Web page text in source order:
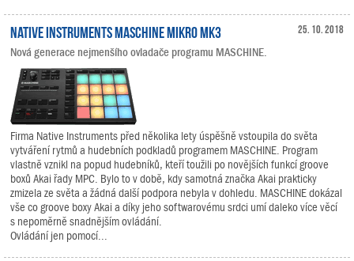
25. 10. 2018
Native Instruments MASCHINE MIKRO MK3
Nová generace nejmenšího ovladače programu MASCHINE.
Firma Native Instruments před několika lety úspěšně vstoupila do světa
vytváření rytmů a hudebních podkladů programem MASCHINE. Program
vlastně vznikl na popud hudebníků, kteří toužili po novějších funkcí groove
boxů Akai řady MPC. Bylo to v době, kdy samotná značka Akai prakticky
zmizela ze světa a žádná další podpora nebyla v dohledu. MASCHINE dokázal
vše co groove boxy Akai a díky jeho softwarovému srdci umí daleko více věcí
s nepoměrně snadnějším ovládání.
Ovládání jen pomocí...